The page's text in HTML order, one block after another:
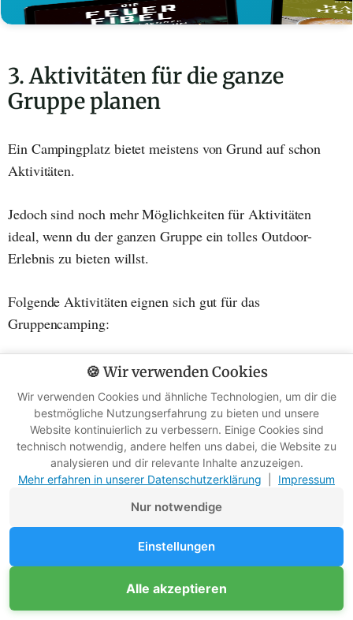
3. Aktivitäten für die ganze
Gruppe planen
Ein Campingplatz bietet meistens von Grund auf schon
Aktivitäten.
Jedoch sind noch mehr Möglichkeiten für Aktivitäten
ideal, wenn du der ganzen Gruppe ein tolles Outdoor-
Erlebnis zu bieten willst.
Folgende Aktivitäten eignen sich gut für das
Gruppencamping:
Wanderungen: Vom kurzen Spaziergang bis zur
Gipfeltour, für jeden Schwierigkeitsgrad gibt es
passende Wanderrouten. Plant auch für weniger
mobile Teilnehmer leichte Walking-Touren ein.
Radtouren : Erkundet die Gegend rund um den
Campingplatz bequem mit dem Rad. Recherchiert
schöne Routen und Rastplätze unterwegs. Vergesst
nicht Fahrradreparatursets einzupacken!
Wasseraktivitäten: Planschen, Schwimmen, Boot
fahren, Surfen, Tauchen, Angeln - am oder auf dem
Unterstütze Survival-Kompass
🍪 Wir verwenden Cookies
Wir verwenden Cookies und ähnliche Technologien, um dir die
bestmögliche Nutzungserfahrung zu bieten und unsere
Website kontinuierlich zu verbessern. Einige Cookies sind
technisch notwendig, andere helfen uns dabei, die Website zu
analysieren und dir relevante Inhalte anzuzeigen.
Mehr erfahren in unserer Datenschutzerklärung
Impressum
Nur notwendige
Einstellungen
Alle akzeptieren